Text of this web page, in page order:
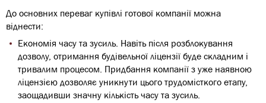
До основних переваг купівлі готової компанії можна
віднести:
Економія часу та зусиль. Навіть після розблокування
дозволу, отримання будівельної ліцензії буде складним і
тривалим процесом. Придбання компанії з уже наявною
ліцензією дозволяє уникнути цього трудомісткого етапу,
заощадивши значну кількість часу та зусиль.